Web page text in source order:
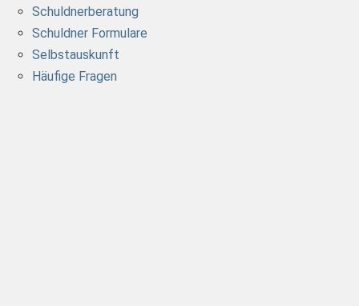
Schuldnerberatung
Schuldner Formulare
Selbstauskunft
Häufige Fragen